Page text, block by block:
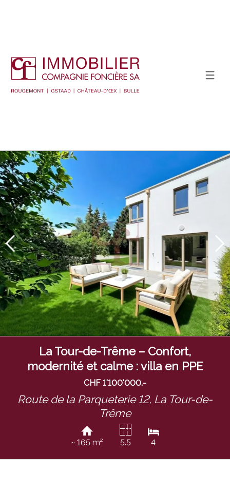
La Tour-de-Trême – Confort,
modernité et calme : villa en PPE
CHF 1'100'000.-
Route de la Parqueterie 12, La Tour-de-
Trême
~ 165 m² 5.5 4